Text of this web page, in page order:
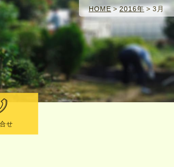
せ
HOME>2016年>3月